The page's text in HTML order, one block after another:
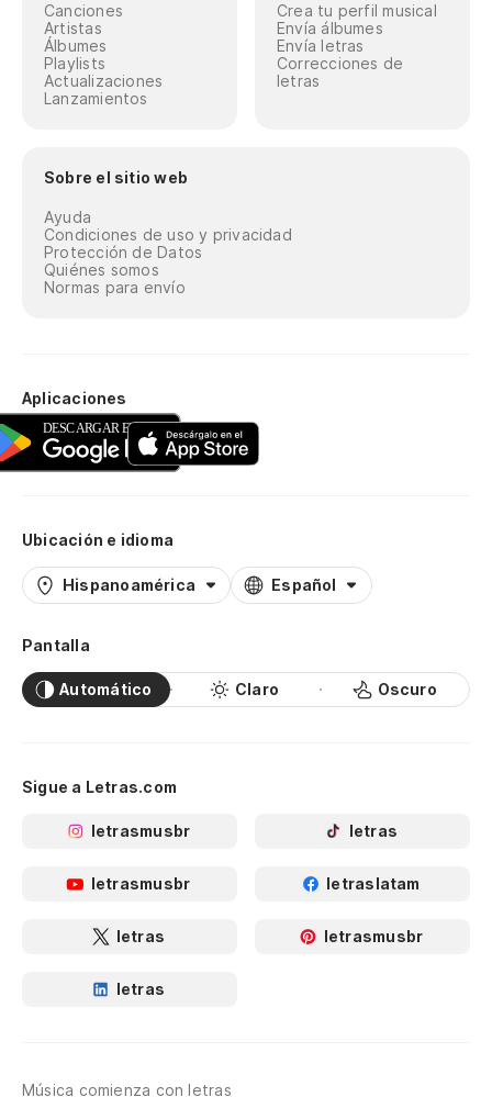
Canciones
Artistas
Álbumes
Playlists
Actualizaciones
Lanzamientos
Crea tu perfil musical
Envía álbumes
Envía letras
Correcciones de
letras
Sobre el sitio web
Ayuda
Condiciones de uso y privacidad
Protección de Datos
Quiénes somos
Normas para envío
Aplicaciones
Ubicación e idioma
Hispanoamérica Español
Pantalla
Automático Claro Oscuro
Sigue a Letras.com
letrasmusbr letras
letrasmusbr letraslatam
letras letrasmusbr
letras
Música comienza con letras